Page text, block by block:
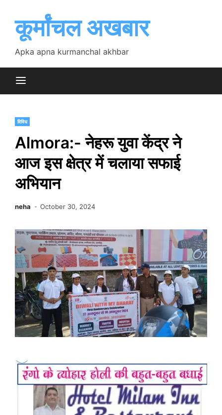
contentकूर्मांचल अखबार
Apka apna kurmanchal akhbar
विविध
Almora:- नेहरू युवा केंद्र ने
आज इस क्षेत्र में चलाया सफाई
अभियान
neha October 30, 2024